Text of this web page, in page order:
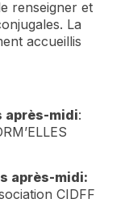
renseigner et
La
accueillis
après-midi:
après-midi:
CIDFF